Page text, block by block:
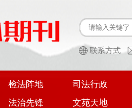
联系方式
检法阵地 司法行政
法治先锋 文苑天地